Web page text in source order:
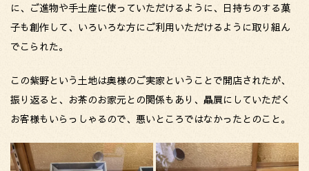
に、ご進物や手土産に使っていただけるように、日持ちのする菓
子も創作して、いろいろな方にご利用いただけるように取り組ん
でこられた。
この紫野という土地は奥様のご実家ということで開店されたが、
振り返ると、お茶のお家元との関係もあり、贔屓にしていただく
お客様もいらっしゃるので、悪いところではなかったとのこと。